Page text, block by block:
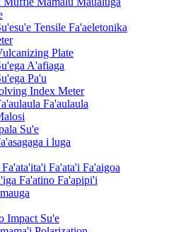
Tensile Fa'aeletonika
Plate
A'afiaga
Pa'u
Index Meter
Fa'aulaula
Su'e
i luga
Fa'ata'i Fa'aigoa
Fa'atino Fa'apipi'i
Impact Su'e